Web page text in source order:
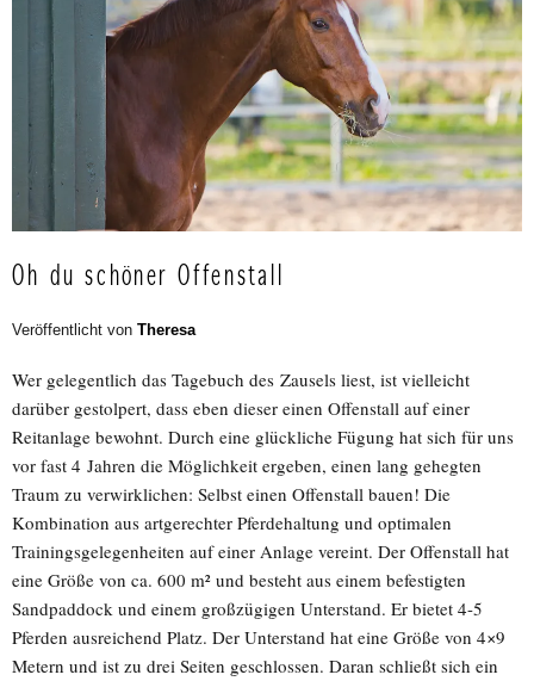
Oh du schöner Offenstall
Veröffentlicht von Theresa
Wer gelegentlich das Tagebuch des Zausels liest, ist vielleicht
darüber gestolpert, dass eben dieser einen Offenstall auf einer
Reitanlage bewohnt. Durch eine glückliche Fügung hat sich für uns
vor fast 4 Jahren die Möglichkeit ergeben, einen lang gehegten
Traum zu verwirklichen: Selbst einen Offenstall bauen! Die
Kombination aus artgerechter Pferdehaltung und optimalen
Trainingsgelegenheiten auf einer Anlage vereint. Der Offenstall hat
eine Größe von ca. 600 m² und besteht aus einem befestigten
Sandpaddock und einem großzügigen Unterstand. Er bietet 4-5
Pferden ausreichend Platz. Der Unterstand hat eine Größe von 4×9
Metern und ist zu drei Seiten geschlossen. Daran schließt sich ein